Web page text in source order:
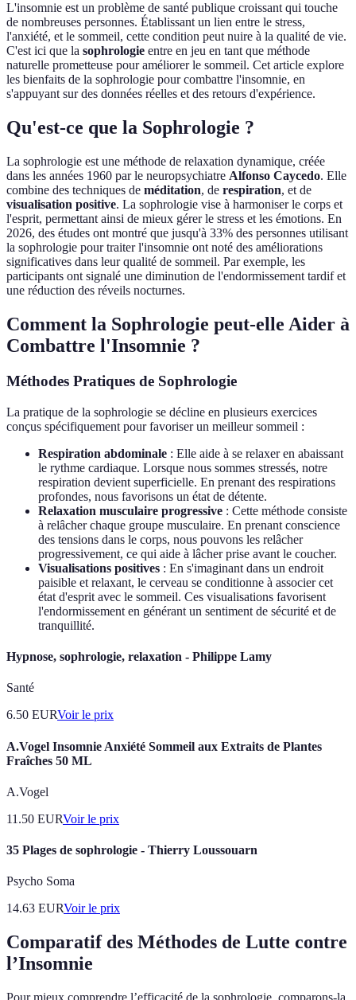
L'insomnie est un problème de santé publique croissant qui touche
de nombreuses personnes. Établissant un lien entre le stress,
l'anxiété, et le sommeil, cette condition peut nuire à la qualité de vie.
C'est ici que la sophrologie entre en jeu en tant que méthode
naturelle prometteuse pour améliorer le sommeil. Cet article explore
les bienfaits de la sophrologie pour combattre l'insomnie, en
s'appuyant sur des données réelles et des retours d'expérience.
Qu'est-ce que la Sophrologie ?
La sophrologie est une méthode de relaxation dynamique, créée
dans les années 1960 par le neuropsychiatre Alfonso Caycedo. Elle
combine des techniques de méditation, de respiration, et de
visualisation positive. La sophrologie vise à harmoniser le corps et
l'esprit, permettant ainsi de mieux gérer le stress et les émotions. En
2026, des études ont montré que jusqu'à 33% des personnes utilisant
la sophrologie pour traiter l'insomnie ont noté des améliorations
significatives dans leur qualité de sommeil. Par exemple, les
participants ont signalé une diminution de l'endormissement tardif et
une réduction des réveils nocturnes.
Comment la Sophrologie peut-elle Aider à
Combattre l'Insomnie ?
Méthodes Pratiques de Sophrologie
La pratique de la sophrologie se décline en plusieurs exercices
conçus spécifiquement pour favoriser un meilleur sommeil :
Respiration abdominale : Elle aide à se relaxer en abaissant
le rythme cardiaque. Lorsque nous sommes stressés, notre
respiration devient superficielle. En prenant des respirations
profondes, nous favorisons un état de détente.
Relaxation musculaire progressive : Cette méthode consiste
à relâcher chaque groupe musculaire. En prenant conscience
des tensions dans le corps, nous pouvons les relâcher
progressivement, ce qui aide à lâcher prise avant le coucher.
Visualisations positives : En s'imaginant dans un endroit
paisible et relaxant, le cerveau se conditionne à associer cet
état d'esprit avec le sommeil. Ces visualisations favorisent
l'endormissement en générant un sentiment de sécurité et de
tranquillité.
Hypnose, sophrologie, relaxation - Philippe Lamy
Santé
6.50 EURVoir le prix
A.Vogel Insomnie Anxiété Sommeil aux Extraits de Plantes
Fraîches 50 ML
A.Vogel
11.50 EURVoir le prix
35 Plages de sophrologie - Thierry Loussouarn
Psycho Soma
14.63 EURVoir le prix
Comparatif des Méthodes de Lutte contre
l’Insomnie